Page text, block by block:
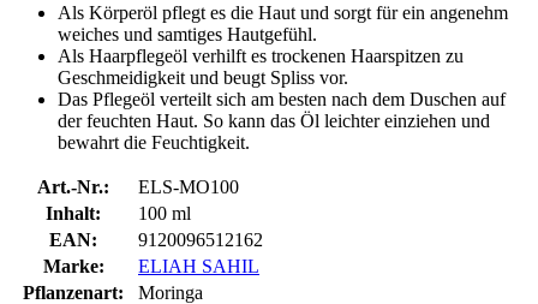
Als Körperöl pflegt es die Haut und sorgt für ein angenehm
weiches und samtiges Hautgefühl.
Als Haarpflegeöl verhilft es trockenen Haarspitzen zu
Geschmeidigkeit und beugt Spliss vor.
Das Pflegeöl verteilt sich am besten nach dem Duschen auf
der feuchten Haut. So kann das Öl leichter einziehen und
bewahrt die Feuchtigkeit.
Art.-Nr.:
ELS-MO100
Inhalt:
100 ml
EAN:
9120096512162
Marke:
ELIAH SAHIL
Pflanzenart:
Moringa